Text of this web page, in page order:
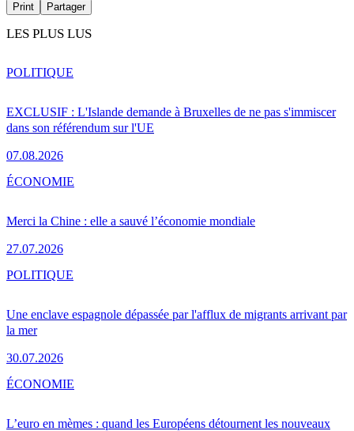
Print Partager
LES PLUS LUS
EXCLUSIF : L'Islande demande à Bruxelles de ne pas s'immiscer
dans son référendum sur l'UE
07.08.2026
POLITIQUE
Merci la Chine : elle a sauvé l’économie mondiale
27.07.2026
ÉCONOMIE
Une enclave espagnole dépassée par l'afflux de migrants arrivant par
la mer
30.07.2026
POLITIQUE
L’euro en mèmes : quand les Européens détournent les nouveaux
ÉCONOMIE